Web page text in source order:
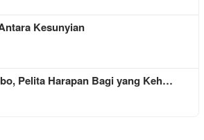
Kesunyian
Pelita Harapan Bagi yang Keh…